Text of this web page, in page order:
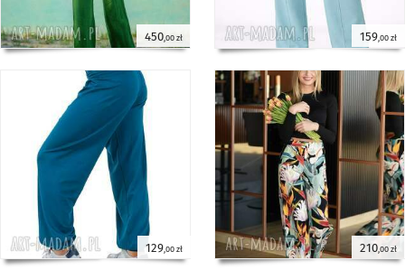
450,00 zł 159,00 zł
129,00 zł 210,00 zł